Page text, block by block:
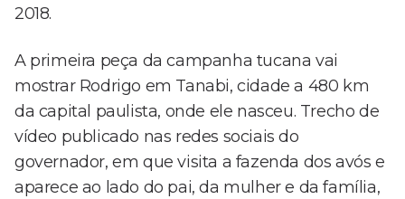
2018.
A primeira peça da campanha tucana vai
mostrar Rodrigo em Tanabi, cidade a 480 km
da capital paulista, onde ele nasceu. Trecho de
vídeo publicado nas redes sociais do
governador, em que visita a fazenda dos avós e
aparece ao lado do pai, da mulher e da família,